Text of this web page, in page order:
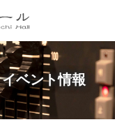
イベント情報